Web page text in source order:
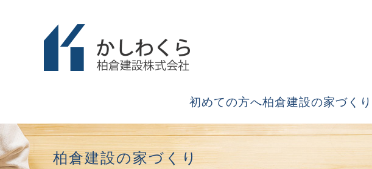
初めての方へ柏倉建設の家づくり
柏倉建設の家づくり